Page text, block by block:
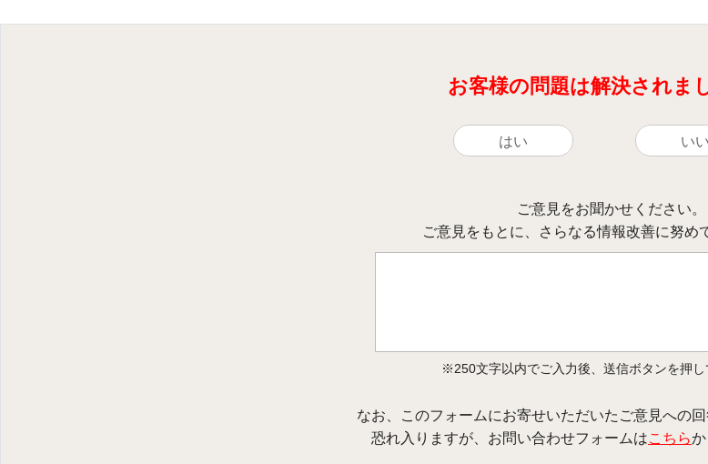
お客様の問題は解決されま
はい い
ご意見をお聞かせください。
ご意見をもとに、さらなる情報改善に努め
※250文字以内でご入力後、送信ボタンを押し
なお、このフォームにお寄せいただいたご意見への回
恐れ入りますが、お問い合わせフォームはこちら